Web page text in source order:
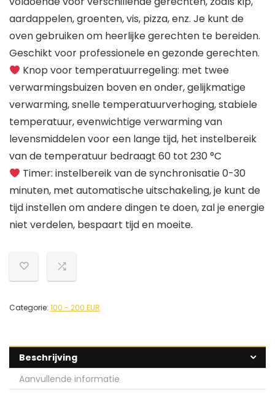
aardappelen, groenten, vis, pizza, enz. Je kunt de
oven gebruiken om heerlijke gerechten te bereiden.
Geschikt voor professionele en gezonde gerechten.
Knop voor temperatuurregeling: met twee
verwarmingsbuizen boven en onder, gelijkmatige
verwarming, snelle temperatuurverhoging, stabiele
temperatuur, evenwichtige verwarming van
levensmiddelen voor een lange tijd, het instelbereik
van de temperatuur bedraagt 60 tot 230 °C
Timer: instelbereik van de synchronisatie 0-30
minuten, met automatische uitschakeling, je kunt de
tijd instellen om andere dingen te doen, zal je energie
niet verdelen, bespaart tijd en moeite.
Categorie: 100 - 200 EUR
Beschrijving
Aanvullende informatie